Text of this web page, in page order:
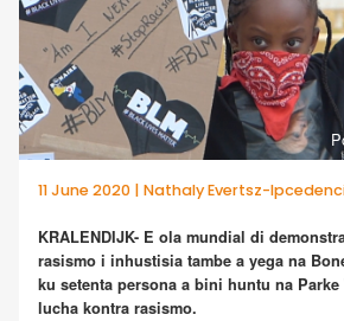
11 June 2020 | Nathaly Evertsz-
KRALENDIJK- E ola mundial di
rasismo i inhustisia tambe a yega na
ku setenta persona a bini huntu na
lucha kontra rasismo.